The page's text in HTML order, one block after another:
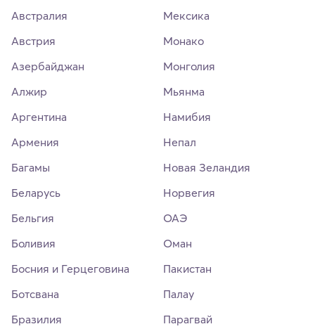
Австралия
Австрия
Азербайджан
Алжир
Аргентина
Армения
Багамы
Беларусь
Бельгия
Боливия
Босния и Герцеговина
Ботсвана
Бразилия
Мексика
Монако
Монголия
Мьянма
Намибия
Непал
Новая Зеландия
Норвегия
ОАЭ
Оман
Пакистан
Палау
Парагвай